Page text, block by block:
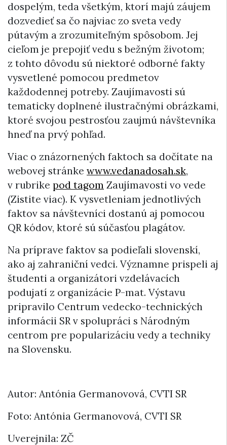
dospelým, teda všetkým, ktorí majú záujem
dozvedieť sa čo najviac zo sveta vedy
pútavým a zrozumiteľným spôsobom. Jej
cieľom je prepojiť vedu s bežným životom;
z tohto dôvodu sú niektoré odborné fakty
vysvetlené pomocou predmetov
každodennej potreby. Zaujímavosti sú
tematicky doplnené ilustračnými obrázkami,
ktoré svojou pestrosťou zaujmú návštevníka
hneď na prvý pohľad.
Viac o znázornených faktoch sa dočítate na
webovej stránke www.vedanadosah.sk,
v rubrike pod tagom Zaujímavosti vo vede
(Zistite viac). K vysvetleniam jednotlivých
faktov sa návštevníci dostanú aj pomocou
QR kódov, ktoré sú súčasťou plagátov.
Na príprave faktov sa podieľali slovenskí,
ako aj zahraniční vedci. Významne prispeli aj
študenti a organizátori vzdelávacích
podujatí z organizácie P-mat. Výstavu
pripravilo Centrum vedecko-technických
informácii SR v spolupráci s Národným
centrom pre popularizáciu vedy a techniky
na Slovensku.
Autor: Antónia Germanovová, CVTI SR
Foto: Antónia Germanovová, CVTI SR
Uverejnila: ZČ